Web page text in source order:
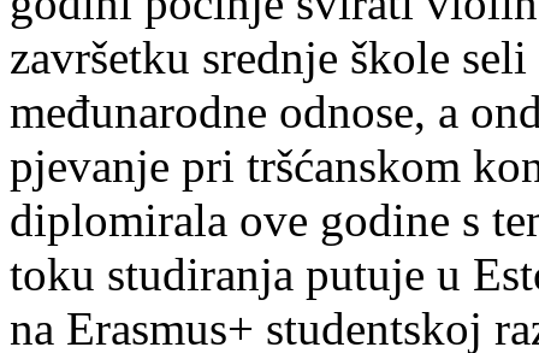
završetku srednje škole
međunarodne odnose, a
pjevanje pri tršćanskom
diplomirala ove godine s
toku studiranja putuje u
na Erasmus+ studentskoj